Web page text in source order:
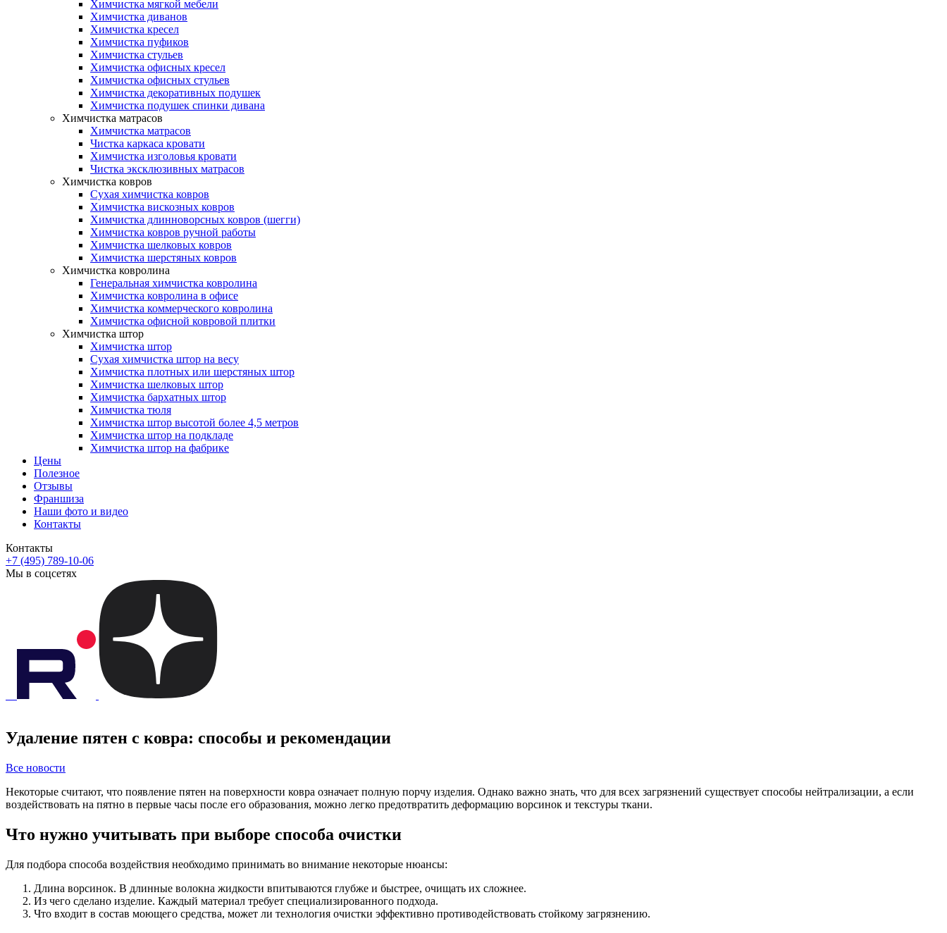
Химчистка мягкой мебели
Химчистка диванов
Химчистка кресел
Химчистка пуфиков
Химчистка стульев
Химчистка офисных кресел
Химчистка офисных стульев
Химчистка декоративных подушек
Химчистка подушек спинки дивана
Химчистка матрасов
Химчистка матрасов
Чистка каркаса кровати
Химчистка изголовья кровати
Чистка эксклюзивных матрасов
Химчистка ковров
Сухая химчистка ковров
Химчистка вискозных ковров
Химчистка длинноворсных ковров (шегги)
Химчистка ковров ручной работы
Химчистка шелковых ковров
Химчистка шерстяных ковров
Химчистка ковролина
Генеральная химчистка ковролина
Химчистка ковролина в офисе
Химчистка коммерческого ковролина
Химчистка офисной ковровой плитки
Химчистка штор
Химчистка штор
Сухая химчистка штор на весу
Химчистка плотных или шерстяных штор
Химчистка шелковых штор
Химчистка бархатных штор
Химчистка тюля
Химчистка штор высотой более 4,5 метров
Химчистка штор на подкладе
Химчистка штор на фабрике
Цены
Полезное
Отзывы
Франшиза
Наши фото и видео
Контакты
Контакты
+7 (495) 789-10-06
Мы в соцсетях
Удаление пятен с ковра: способы и рекомендации
Все новости
Некоторые считают, что появление пятен на поверхности ковра означает полную порчу изделия. Однако важно знать, что для всех загрязнений существует способы нейтрализации, а если
воздействовать на пятно в первые часы после его образования, можно легко предотвратить деформацию ворсинок и текстуры ткани.
Что нужно учитывать при выборе способа очистки
Для подбора способа воздействия необходимо принимать во внимание некоторые нюансы:
Длина ворсинок. В длинные волокна жидкости впитываются глубже и быстрее, очищать их сложнее.
Из чего сделано изделие. Каждый материал требует специализированного подхода.
Что входит в состав моющего средства, может ли технология очистки эффективно противодействовать стойкому загрязнению.